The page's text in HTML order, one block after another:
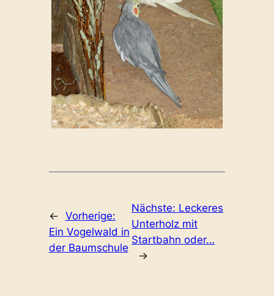
← Vorherige:
Ein Vogelwald in
der Baumschule
Nächste: Leckeres
Unterholz mit
Startbahn oder…
→